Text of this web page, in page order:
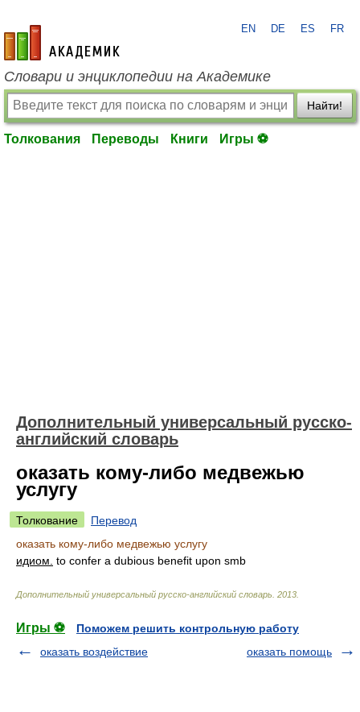
academic.ru
EN DE ES FR
Словари и энциклопедии на Академике
Найти!
Толкования Переводы Книги Игры ⚽
Дополнительный универсальный русско-
английский словарь
оказать кому-либо медвежью
услугу
Толкование
Перевод
оказать кому-либо медвежью услугу
идиом. to confer a dubious benefit upon smb
Дополнительный универсальный русско-английский словарь 2013
Игры ⚽
Поможем решить контрольную работу
оказать воздействие
оказать помощь